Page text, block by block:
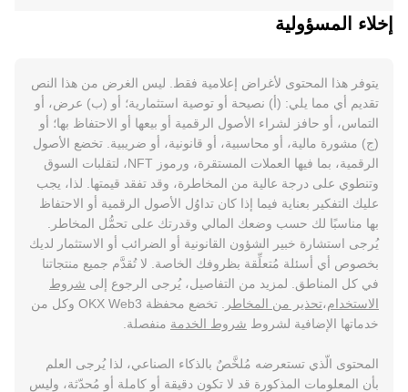
إخلاء المسؤولية
يتوفر هذا المحتوى لأغراض إعلامية فقط. ليس الغرض من هذا النص
تقديم أي مما يلي: (أ) نصيحة أو توصية استثمارية؛ أو (ب) عرض، أو
التماس، أو حافز لشراء الأصول الرقمية أو بيعها أو الاحتفاظ بها؛ أو
(ج) مشورة مالية، أو محاسبية، أو قانونية، أو ضريبية. تخضع الأصول
الرقمية، بما فيها العملات المستقرة، ورموز NFT، لتقلبات السوق
وتنطوي على درجة عالية من المخاطرة، وقد تفقد قيمتها. لذا، يجب
عليك التفكير بعناية فيما إذا كان تداوُل الأصول الرقمية أو الاحتفاظ
بها مناسبًا لك حسب وضعك المالي وقدرتك على تحمُّل المخاطر.
يُرجى استشارة خبير الشؤون القانونية أو الضرائب أو الاستثمار لديك
بخصوص أي أسئلة مُتعلِّقة بظروفك الخاصة. لا تُقدَّم جميع منتجاتنا
في كل المناطق. لمزيد من التفاصيل، يُرجى الرجوع إلى شروط
الاستخدام،تحذير من المخاطر
. تخضع محفظة OKX Web3 وكل من
خدماتها الإضافية لشروط شروط الخدمة منفصلة.
المحتوى الّذي تستعرضه مُلخَّصٌ بالذكاء الصناعي، لذا يُرجى العلم
بأن المعلومات المذكورة قد لا تكون دقيقة أو كاملة أو مُحدّثة، وليس